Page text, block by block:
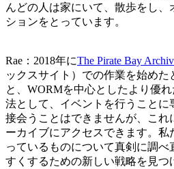
んどの人は家にいて、散歩をし
ションをとっています。
Rae：2018年にThe Pirate Bay
ックスサイト）での作業を始め
と、WORMを中心としたより優
法として、イベントを行うことに
接会うことはできませんが、これ
ーカイブにアクセスできます。
っているものについて真剣に調
すくするための新しい戦略を見つ